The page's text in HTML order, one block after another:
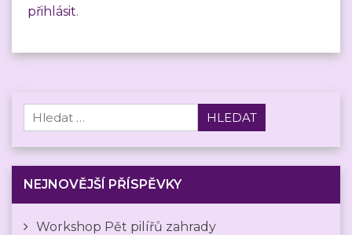
přihlásit.
Vyhledávání
NEJNOVĚJŠÍ PŘÍSPĚVKY
Workshop Pět pilířů zahrady